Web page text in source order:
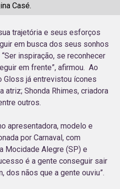
Casé.
trajetória e seus esforços
em busca dos seus sonhos
inspiração, se reconhecer
em frente”, afirmou. Ao
Gloss já entrevistou ícones
atriz; Shonda Rhimes, criadora
outros.
apresentadora, modelo e
por Carnaval, com
Mocidade Alegre (SP) e
é a gente conseguir sair
dos nãos que a gente ouviu”.